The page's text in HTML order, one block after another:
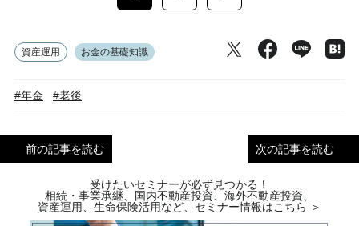
資産運用 お金の基礎知識
#年金 #老後
前の記事を読む 次の記事を読む
受けたいセミナーが必ず見つかる！
相続・事業承継、国内不動産投資、海外不動産投資、
資産運用、生命保険活用など、セミナー情報はこちら ＞